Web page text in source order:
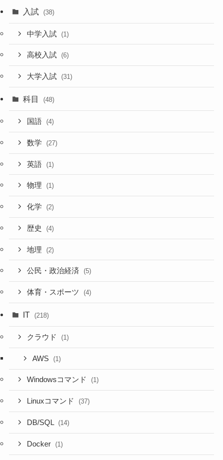
入試 (38)
中学入試 (1)
高校入試 (6)
大学入試 (31)
科目 (48)
国語 (4)
数学 (27)
英語 (1)
物理 (1)
化学 (2)
歴史 (4)
地理 (2)
公民・政治経済 (5)
体育・スポーツ (4)
IT (218)
クラウド (1)
AWS (1)
Windowsコマンド (1)
Linuxコマンド (37)
DB/SQL (14)
Docker (1)